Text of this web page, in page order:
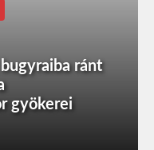
ránt
gyökerei